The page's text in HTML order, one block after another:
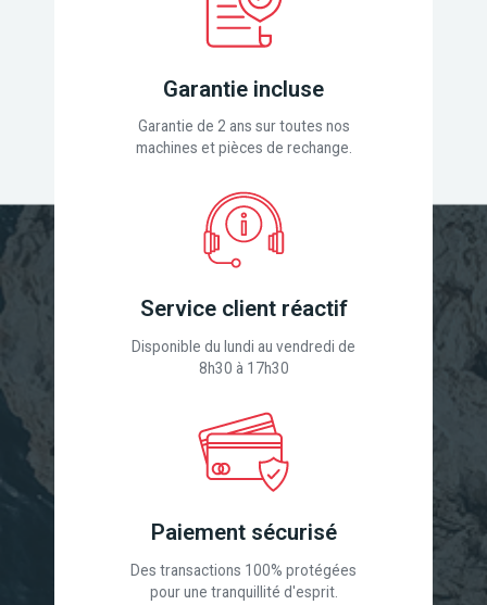
Garantie incluse
Garantie de 2 ans sur toutes nos
machines et pièces de rechange.
Service client réactif
Disponible du lundi au vendredi de
8h30 à 17h30
Paiement sécurisé
Des transactions 100% protégées
pour une tranquillité d'esprit.